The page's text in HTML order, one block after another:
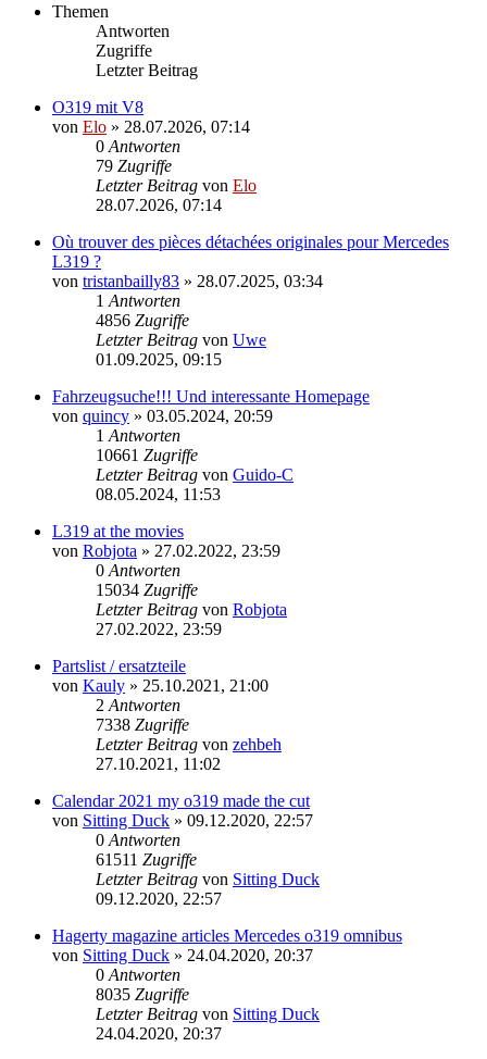
Themen
Antworten
Zugriffe
Letzter Beitrag
O319 mit V8
von Elo » 28.07.2026, 07:14
0 Antworten
79 Zugriffe
Letzter Beitrag von Elo
28.07.2026, 07:14
Où trouver des pièces détachées originales pour Mercedes
L319 ?
von tristanbailly83 » 28.07.2025, 03:34
1 Antworten
4856 Zugriffe
Letzter Beitrag von Uwe
01.09.2025, 09:15
Fahrzeugsuche!!! Und interessante Homepage
von quincy » 03.05.2024, 20:59
1 Antworten
10661 Zugriffe
Letzter Beitrag von Guido-C
08.05.2024, 11:53
L319 at the movies
von Robjota » 27.02.2022, 23:59
0 Antworten
15034 Zugriffe
Letzter Beitrag von Robjota
27.02.2022, 23:59
Partslist / ersatzteile
von Kauly » 25.10.2021, 21:00
2 Antworten
7338 Zugriffe
Letzter Beitrag von zehbeh
27.10.2021, 11:02
Calendar 2021 my o319 made the cut
von Sitting Duck » 09.12.2020, 22:57
0 Antworten
61511 Zugriffe
Letzter Beitrag von Sitting Duck
09.12.2020, 22:57
Hagerty magazine articles Mercedes o319 omnibus
von Sitting Duck » 24.04.2020, 20:37
0 Antworten
8035 Zugriffe
Letzter Beitrag von Sitting Duck
24.04.2020, 20:37